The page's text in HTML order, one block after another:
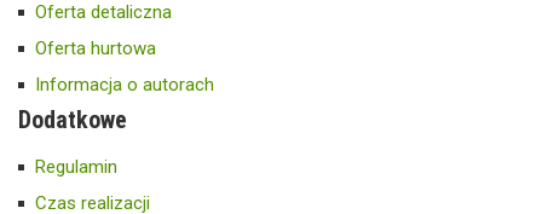
Oferta detaliczna
Oferta hurtowa
Informacja o autorach
Dodatkowe
Regulamin
Czas realizacji